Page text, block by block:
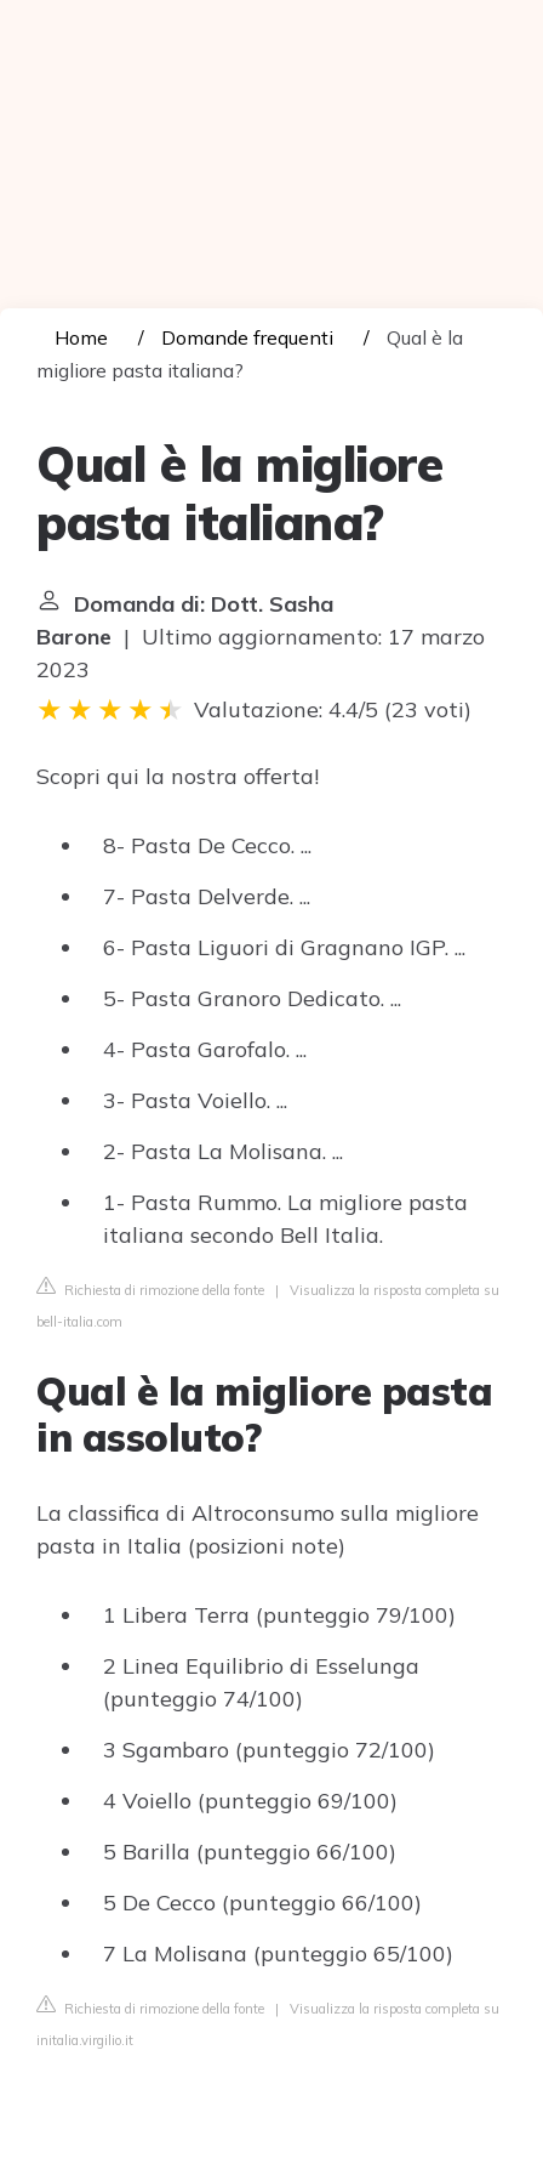
Home Domande frequenti
Qual è la
migliore pasta italiana?
Qual è la migliore
pasta italiana?
Domanda di: Dott. Sasha
Barone | Ultimo aggiornamento: 17 marzo
2023
Valutazione: 4.4/5 (23 voti)
Scopri qui la nostra offerta!
8- Pasta De Cecco. ...
7- Pasta Delverde. ...
6- Pasta Liguori di Gragnano IGP. ...
5- Pasta Granoro Dedicato. ...
4- Pasta Garofalo. ...
3- Pasta Voiello. ...
2- Pasta La Molisana. ...
1- Pasta Rummo. La migliore pasta
italiana secondo Bell Italia.
Richiesta di rimozione della fonte | Visualizza la risposta completa su
bell-italia.com
Qual è la migliore pasta
in assoluto?
La classifica di Altroconsumo sulla migliore
pasta in Italia (posizioni note)
1 Libera Terra (punteggio 79/100)
2 Linea Equilibrio di Esselunga
(punteggio 74/100)
3 Sgambaro (punteggio 72/100)
4 Voiello (punteggio 69/100)
5 Barilla (punteggio 66/100)
5 De Cecco (punteggio 66/100)
7 La Molisana (punteggio 65/100)
Richiesta di rimozione della fonte | Visualizza la risposta completa su
initalia.virgilio.it